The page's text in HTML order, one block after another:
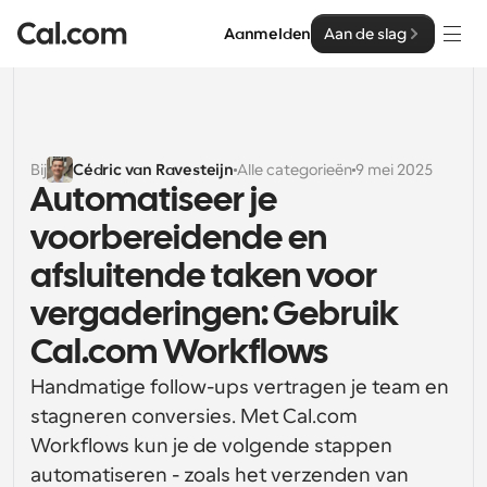
Aanmelden Aan de slag
Oplossingen
Op teamgrootte
Voor individuen
Persoonlijke planning eenvoudig gemaakt
Voor Teams
Samenwerkingsplanning voor groepen
Voor organisaties
Grotere teamsplanning voor meer controle en
beveiliging
Voor ondernemingen
Enterprise
Ontwikkelaar
Ontwikkelaarsdocumentatie
Documentatie voor het Cal.com-platform
API
Lettertype: Cal Sans UI & tekst
Ons eigen variabele lettertype voor
Cal.ai
Prijzen
Bij Cédric van Ravesteijn Alle categorieën9 mei 2025
Automatiseer je
voorbereidende en
afsluitende taken voor
vergaderingen: Gebruik
Cal.com Workflows
Handmatige follow-ups vertragen je team en
stagneren conversies. Met Cal.com
Workflows kun je de volgende stappen
automatiseren - zoals het verzenden van